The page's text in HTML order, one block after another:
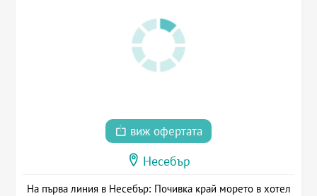
виж офертата
Несебър
На първа линия в Несебър: Почивка край морето в хотел